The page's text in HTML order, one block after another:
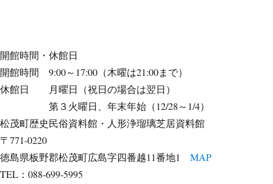
開館時間・休館日
開館時間 9:00～17:00（木曜は21:00まで）
休館日 月曜日（祝日の場合は翌日）
第３火曜日、年末年始（12/28～1/4）
松茂町歴史民俗資料館・人形浄瑠璃芝居資料館
〒771-0220
徳島県板野郡松茂町広島字四番越11番地1 MAP
TEL：088-699-5995